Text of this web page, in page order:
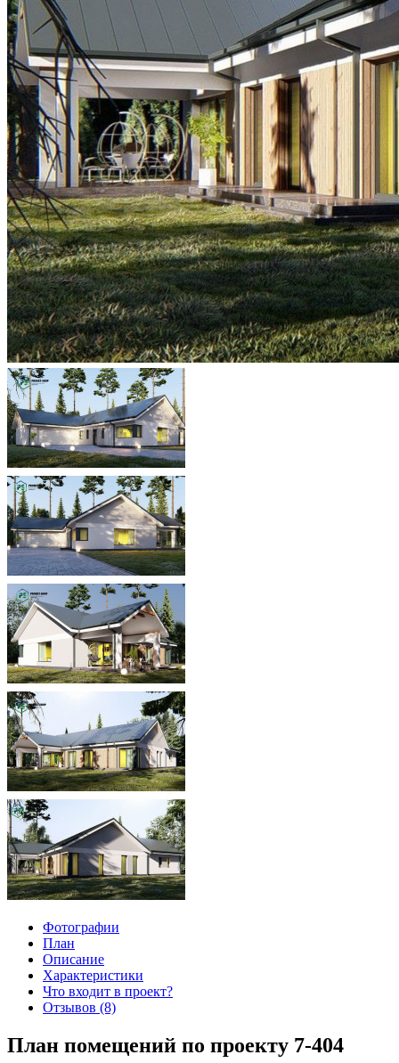
Фотографии
План
Описание
Характеристики
Что входит в проект?
Отзывов (8)
План помещений по проекту 7-404